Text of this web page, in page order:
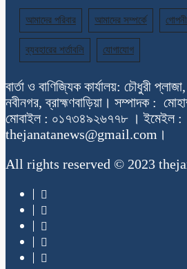
আমাদের পরিবার আমাদের সম্পর্কে
ব্যবহারের শর্তাবলি যোগাযোগ
বার্তা ও বাণিজ্যিক কার্যালয়: চৌধুরী
নবীনগর, ব্রাহ্মণবাড়িয়া। সম্পাদক :
মোবাইল : ০১৭৩৪৯২৬৭৭৮ । ইমেইল :
thejanatanews@gmail.com।
All rights reserved © 2023